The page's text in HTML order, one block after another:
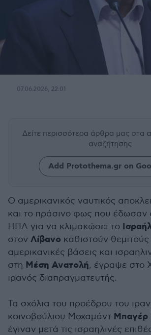
07.06.2026, 22:01
Δείτε περισσότερα άρθρα μας στα
αναζήτησης
Add Protothema.gr on
Ο αμερικανικός ναυτικός
και το πράσινο φως που έδωσαν
ΗΠΑ για να κλιμακώσει το
στον Λίβανο καθιστούν
αμερικανικές βάσεις και
στη Μέση Ανατολή, έγραψε στο
ιρανός διαπραγματευτής.
Τα σχόλια του προέδρου του
κοινοβούλιου Μοχαμάντ Μπαγέρ
έγιναν μετά τις ισραηλινές